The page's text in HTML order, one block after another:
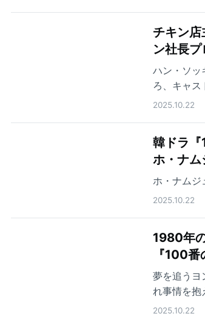
チキン
ン社長プ
ハン・ソッ
ろ、キャス
2025.10.22
韓ドラ
ホ・ナ
ホ・ナムジ
2025.10.22
1980年
『100番
夢を追うヨ
れ事情を抱
る
2025.10.22